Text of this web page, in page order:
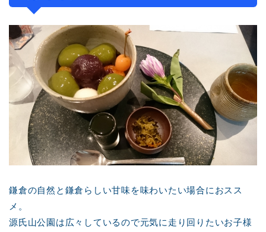
鎌倉の自然と鎌倉らしい甘味を味わいたい場合におスス
メ。
源氏山公園は広々しているので元気に走り回りたいお子様